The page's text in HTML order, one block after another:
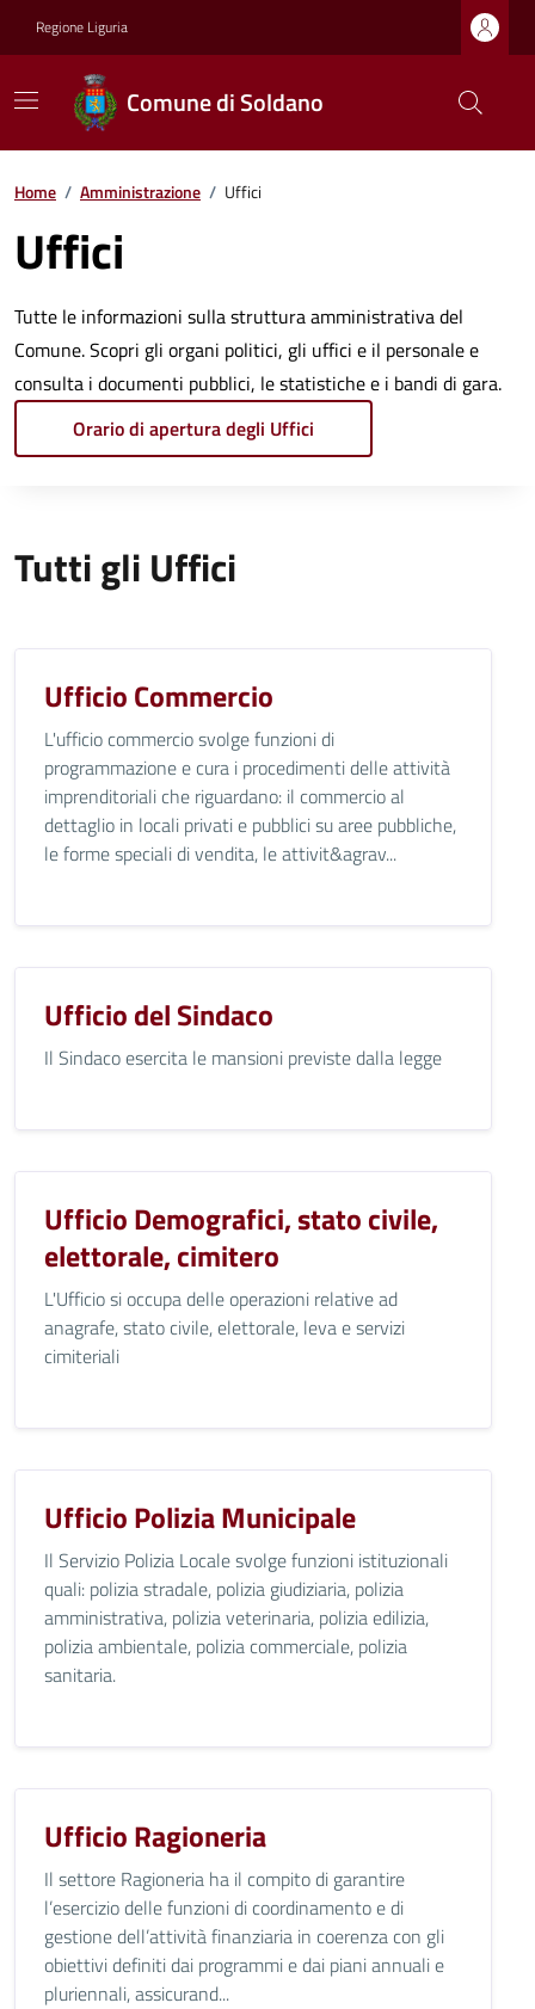
Regione Liguria
Comune di Soldano
Home / Amministrazione / Uffici
Uffici
Tutte le informazioni sulla struttura amministrativa del
Comune. Scopri gli organi politici, gli uffici e il personale e
consulta i documenti pubblici, le statistiche e i bandi di gara.
Orario di apertura degli Uffici
Tutti gli Uffici
Ufficio Commercio
L'ufficio commercio svolge funzioni di
programmazione e cura i procedimenti delle attività
imprenditoriali che riguardano: il commercio al
dettaglio in locali privati e pubblici su aree pubbliche,
le forme speciali di vendita, le attivit&agrav...
Ufficio del Sindaco
Il Sindaco esercita le mansioni previste dalla legge
Ufficio Demografici, stato civile,
elettorale, cimitero
L'Ufficio si occupa delle operazioni relative ad
anagrafe, stato civile, elettorale, leva e servizi
cimiteriali
Ufficio Polizia Municipale
Il Servizio Polizia Locale svolge funzioni istituzionali
quali: polizia stradale, polizia giudiziaria, polizia
amministrativa, polizia veterinaria, polizia edilizia,
polizia ambientale, polizia commerciale, polizia
sanitaria.
Ufficio Ragioneria
Il settore Ragioneria ha il compito di garantire
l’esercizio delle funzioni di coordinamento e di
gestione dell’attività finanziaria in coerenza con gli
obiettivi definiti dai programmi e dai piani annuali e
pluriennali, assicurand...